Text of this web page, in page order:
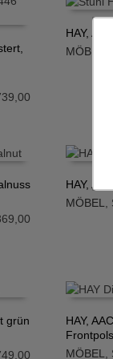
IN DEN
HAY,
MÖBEL
IN DEN
HAY,
MÖBEL
grün
IN DEN
HAY,
MÖBEL